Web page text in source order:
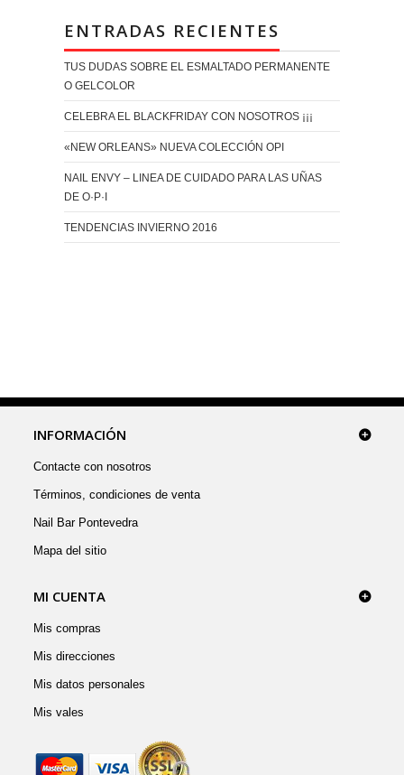
ENTRADAS RECIENTES
TUS DUDAS SOBRE EL ESMALTADO PERMANENTE
O GELCOLOR
CELEBRA EL BLACKFRIDAY CON NOSOTROS ¡¡¡
«NEW ORLEANS» NUEVA COLECCIÓN OPI
NAIL ENVY – LINEA DE CUIDADO PARA LAS UÑAS
DE O·P·I
TENDENCIAS INVIERNO 2016
INFORMACIÓN
Contacte con nosotros
Términos, condiciones de venta
Nail Bar Pontevedra
Mapa del sitio
MI CUENTA
Mis compras
Mis direcciones
Mis datos personales
Mis vales